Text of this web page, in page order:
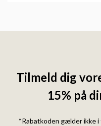
Tilmeld dig
15% på
*Rabatkoden gælder ikke